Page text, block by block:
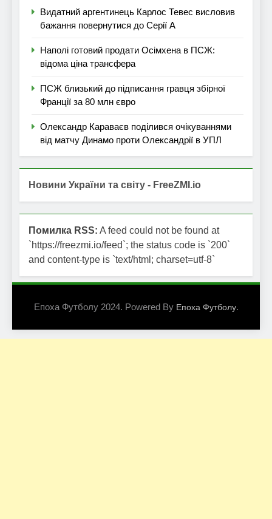
Видатний аргентинець Карлос Тевес висловив
бажання повернутися до Серії А
Наполі готовий продати Осімхена в ПСЖ:
відома ціна трансфера
ПСЖ близький до підписання гравця збірної
Франції за 80 млн євро
Олександр Караваєв поділився очікуваннями
від матчу Динамо проти Олександрії в УПЛ
Новини України та світу - FreeZMI.io
Помилка RSS: A feed could not be found at
`https://freezmi.io/feed`; the status code is `200`
and content-type is `text/html; charset=utf-8`
Епоха Футболу 2024. Powered By Епоха Футболу.